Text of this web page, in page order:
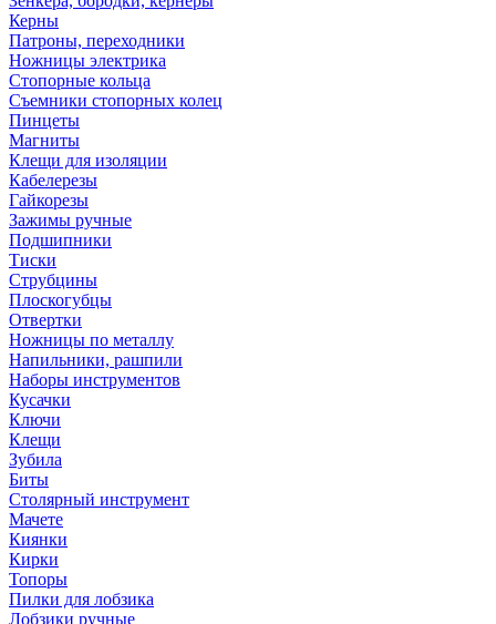
Керны
Патроны, переходники
Ножницы электрика
Стопорные кольца
Съемники стопорных колец
Пинцеты
Магниты
Клещи для изоляции
Кабелерезы
Гайкорезы
Зажимы ручные
Подшипники
Тиски
Струбцины
Плоскогубцы
Отвертки
Ножницы по металлу
Напильники, рашпили
Наборы инструментов
Кусачки
Ключи
Клещи
Зубила
Биты
Столярный инструмент
Мачете
Киянки
Кирки
Топоры
Пилки для лобзика
Лобзики ручные